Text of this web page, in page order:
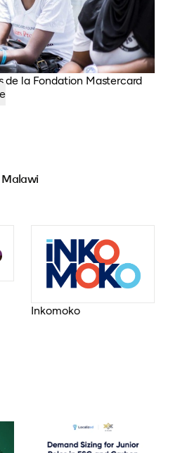
de la Fondation Mastercard
Malawi
Inkomoko